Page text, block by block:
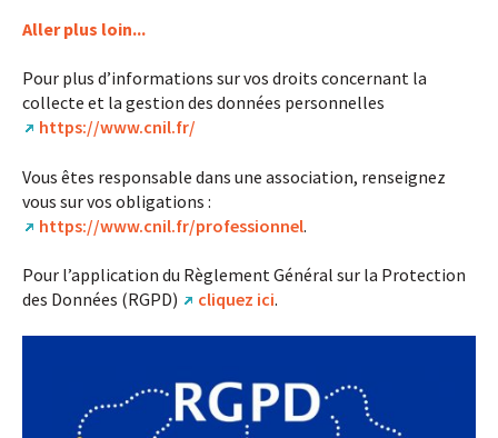
Aller plus loin...
Pour plus d’informations sur vos droits concernant la
collecte et la gestion des données personnelles
https://www.cnil.fr/
Vous êtes responsable dans une association, renseignez
vous sur vos obligations :
https://www.cnil.fr/professionnel.
Pour l’application du Règlement Général sur la Protection
des Données (RGPD)
cliquez ici.